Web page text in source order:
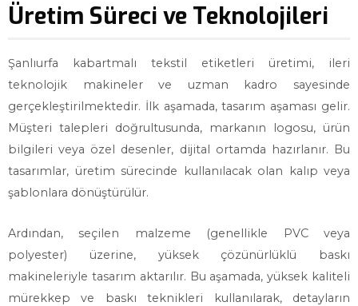
Üretim Süreci ve Teknolojileri
Şanlıurfa kabartmalı tekstil etiketleri üretimi, ileri
teknolojik makineler ve uzman kadro sayesinde
gerçekleştirilmektedir. İlk aşamada, tasarım aşaması gelir.
Müşteri talepleri doğrultusunda, markanın logosu, ürün
bilgileri veya özel desenler, dijital ortamda hazırlanır. Bu
tasarımlar, üretim sürecinde kullanılacak olan kalıp veya
şablonlara dönüştürülür.
Ardından, seçilen malzeme (genellikle PVC veya
polyester) üzerine, yüksek çözünürlüklü baskı
makineleriyle tasarım aktarılır. Bu aşamada, yüksek kaliteli
mürekkep ve baskı teknikleri kullanılarak, detayların